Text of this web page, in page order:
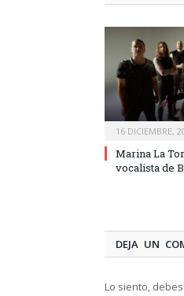
16 DICIEMBRE,
Marina La
vocalista de
DEJA UN
Lo siento,